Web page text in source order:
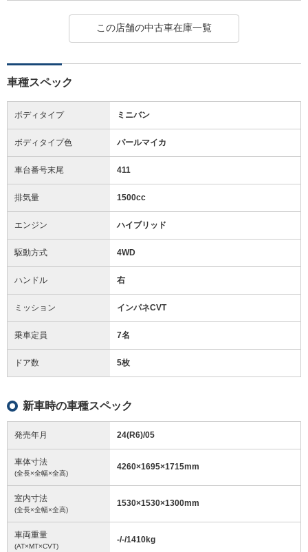
この店舗の中古車在庫一覧
車種スペック
ボディタイプ ミニバン
ボディタイプ色 パールマイカ
車台番号末尾 411
排気量 1500cc
エンジン ハイブリッド
駆動方式 4WD
ハンドル 右
ミッション インパネCVT
乗車定員 7名
ドア数 5枚
新車時の車種スペック
発売年月 24(R6)/05
車体寸法
(全長×全幅×全高)
4260×1695×1715mm
室内寸法
(全長×全幅×全高)
1530×1530×1300mm
車両重量
(AT×MT×CVT)
-/-/1410kg